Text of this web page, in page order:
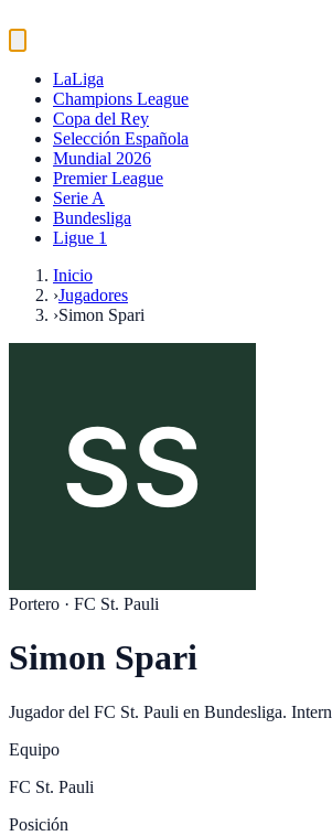
LaLiga
Champions League
Copa del Rey
Selección Española
Mundial 2026
Premier League
Serie A
Bundesliga
Ligue 1
Inicio
›Jugadores
›Simon Spari
Portero · FC St. Pauli
Simon Spari
Jugador del FC St. Pauli en Bundesliga.
Equipo
FC St. Pauli
Posición